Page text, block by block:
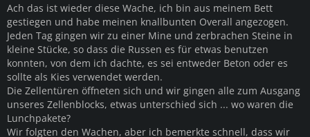
Ach das ist wieder diese Wache, ich bin aus meinem Bett
gestiegen und habe meinen knallbunten Overall angezogen.
Jeden Tag gingen wir zu einer Mine und zerbrachen Steine in
kleine Stücke, so dass die Russen es für etwas benutzen
konnten, von dem ich dachte, es sei entweder Beton oder es
sollte als Kies verwendet werden.
Die Zellentüren öffneten sich und wir gingen alle zum Ausgang
unseres Zellenblocks, etwas unterschied sich ... wo waren die
Lunchpakete?
Wir folgten den Wachen, aber ich bemerkte schnell, dass wir